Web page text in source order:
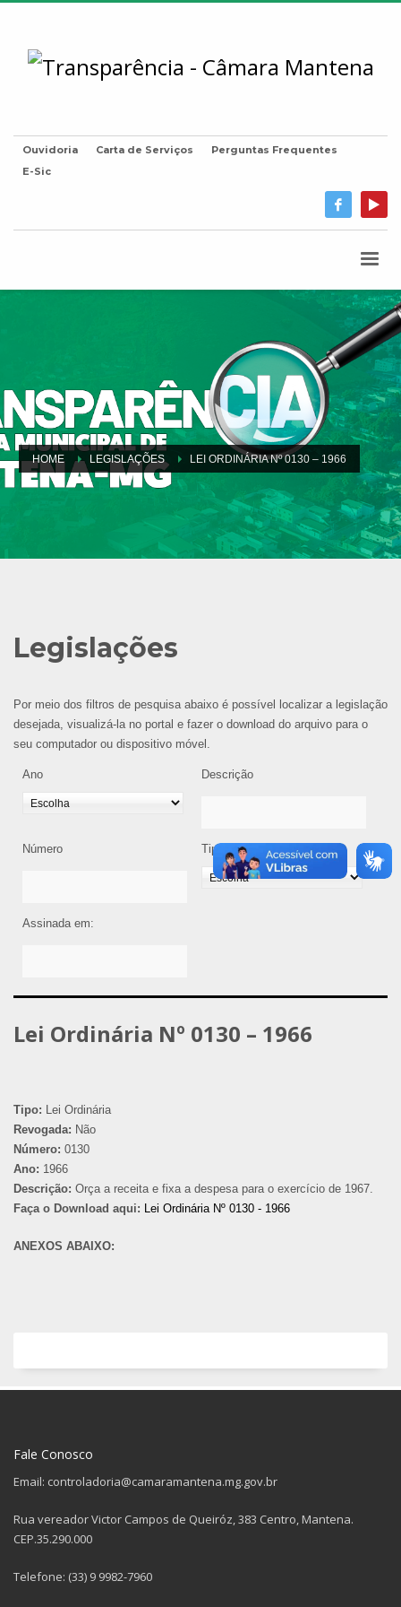
Ouvidoria Carta de Serviços
Perguntas Frequentes
E-Sic
HOME LEGISLAÇÕES LEI ORDINÁRIA Nº 0130 – 1966
Legislações
Por meio dos filtros de pesquisa abaixo é possível localizar a legislação
desejada, visualizá-la no portal e fazer o download do arquivo para o
seu computador ou dispositivo móvel.
Ano Descrição
Número Tipo de Legislação
Assinada em:
Lei Ordinária Nº 0130 – 1966
Tipo: Lei Ordinária
Revogada: Não
Número: 0130
Ano: 1966
Descrição: Orça a receita e fixa a despesa para o exercício de 1967.
Faça o Download aqui: Lei Ordinária Nº 0130 - 1966
ANEXOS ABAIXO:
Fale Conosco
Email: controladoria@camaramantena.mg.gov.br
Rua vereador Victor Campos de Queiróz, 383 Centro, Mantena.
CEP.35.290.000
Telefone: (33) 9 9982-7960